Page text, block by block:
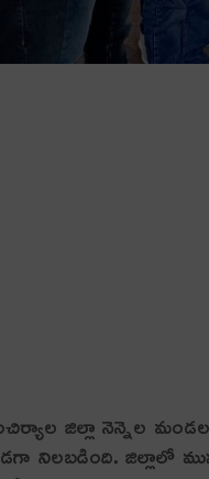
జిల్లా నెన్నెల
నిల‌బ‌డింది. జిల్లాలో